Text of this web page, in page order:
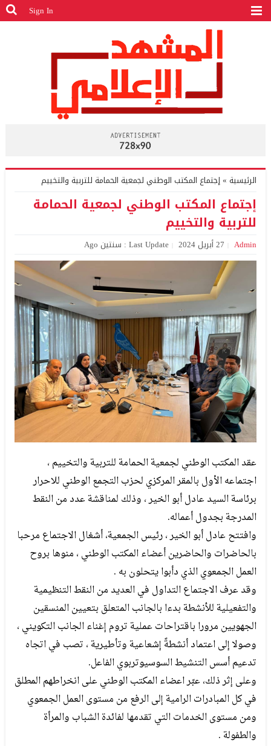
Sign In
الرئيسية »إجتماع المكتب الوطني لجمعية الحمامة للتربية والتخييم
إجتماع المكتب الوطني لجمعية الحمامة
للتربية والتخييم
Admin 27 أبريل 2024 Last Update : سنتين Ago
عقد المكتب الوطني لجمعية الحمامة للتربية والتخييم ،
اجتماعه الأول بالمقر المركزي لحزب التجمع الوطني للاحرار
برئاسة السيد عادل أبو الخير ، وذلك لمناقشة عدد من النقط
المدرجة بجدول أعماله.
وافتتح عادل أبو الخير ، رئيس الجمعية، أشغال الاجتماع مرحبا
بالحاضرات والحاضرين أعضاء المكتب الوطني ، منوها بروح
العمل الجمعوي الذي دأبوا يتحلون به .
وقد عرف الاجتماع التداول في العديد من النقط التنظيمية
والتفعيلية للأنشطة بدءا بالجانب المتعلق بتعيين المنسقين
الجهويين مرورا باقتراحات عملية تروم إغناء الجانب التكويني ،
وصولا إلى اعتماد أنشطةً إشعاعية وتأطيرية ، تصب في اتجاه
تدعيم أسس التنشيط السوسيوتربوي الفاعل.
وعلى إثر ذلك، عبّر اعضاء المكتب الوطني على انخراطهم المطلق
في كل المبادرات الرامية إلى الرفع من مستوى العمل الجمعوي
ومن مستوى الخدمات التي تقدمها لفائدة الشباب والمرأة
والطفولة .